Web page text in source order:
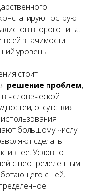
острую
второго типа.
всей значимости
уровень!
стоит
решение проблем,
человеческой
отсутствия
большому числу
сделать
Условно
с неопределенным
с ней,